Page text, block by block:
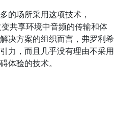
的场所采用这项技术，
共享环境中音频的传输和体
决方案的组织而言，弗罗利希
力，而且几乎没有理由不采用
体验的技术。